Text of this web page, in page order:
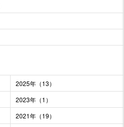
2025年（13）
2023年（1）
2021年（19）